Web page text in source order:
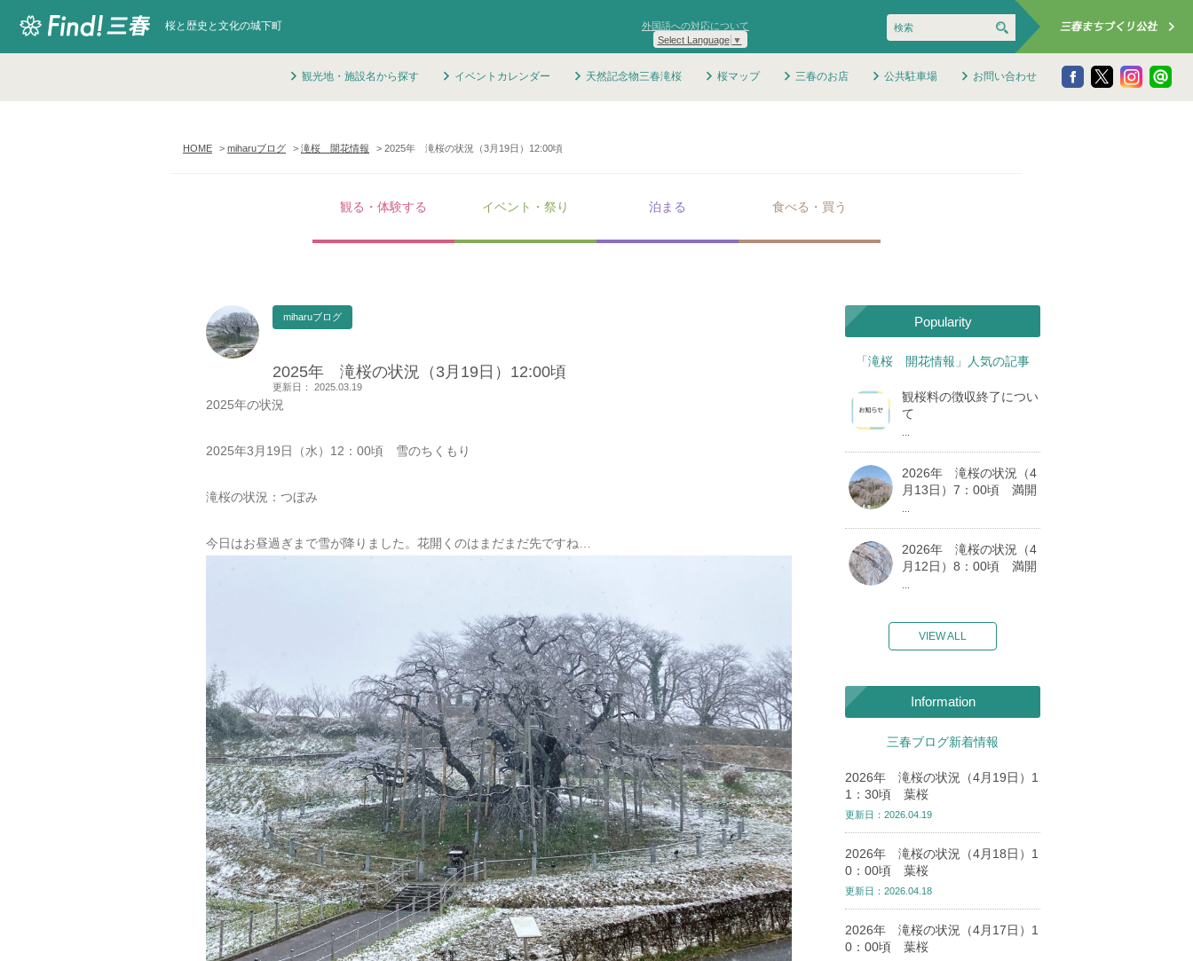
桜と歴史と文化の城下町
外国語への対応について
Select Language ▼
観光地・施設名から探す イベントカレンダー 天然記念物三春滝桜 桜マップ 三春のお店 公共駐車場 お問い合わせ
HOME miharuブログ 滝桜 開花情報 2025年 滝桜の状況（3月19日）12:00頃
観る・体験する イベント・祭り 泊まる 食べる・買う
miharuブログ
2025年 滝桜の状況（3月19日）12:00頃
更新日： 2025.03.19
2025年の状況
2025年3月19日（水）12：00頃 雪のちくもり
滝桜の状況：つぼみ
今日はお昼過ぎまで雪が降りました。花開くのはまだまだ先ですね…
Popularity
「滝桜 開花情報」人気の記事
観桜料の徴収終了につい
て
2026年 滝桜の状況（4
月13日）7：00頃 満開
2026年 滝桜の状況（4
月12日）8：00頃 満開
VIEW ALL
Information
三春ブログ新着情報
2026年 滝桜の状況（4月19日）1
1：30頃 葉桜
更新日：2026.04.19
2026年 滝桜の状況（4月18日）1
0：00頃 葉桜
更新日：2026.04.18
2026年 滝桜の状況（4月17日）1
0：00頃 葉桜